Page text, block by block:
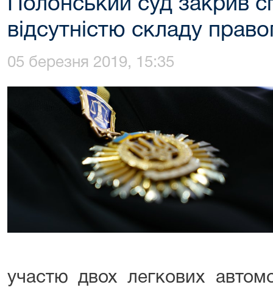
Полонський суд закрив
відсутністю складу
05 березня 2019, 15:35
участю двох легкових